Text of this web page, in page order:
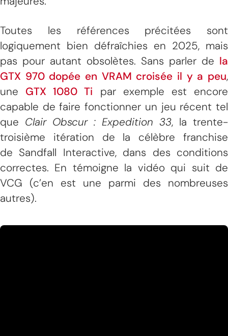
Toutes les références précitées sont
logiquement bien défraîchies en 2025, mais
pas pour autant obsolètes. Sans parler de la
GTX 970 dopée en VRAM croisée il y a peu,
une GTX 1080 Ti par exemple est encore
capable de faire fonctionner un jeu récent tel
que Clair Obscur : Expedition 33, la trente-
troisième itération de la célèbre franchise
de Sandfall Interactive, dans des conditions
correctes. En témoigne la vidéo qui suit de
VCG (c’en est une parmi des nombreuses
autres).